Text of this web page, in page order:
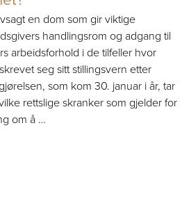
en dom som gir viktige
handlingsrom og adgang til
arbeidsforhold i de tilfeller hvor
seg sitt stillingsvern etter
som kom 30. januar i år, tar
rettslige skranker som gjelder for
om å …